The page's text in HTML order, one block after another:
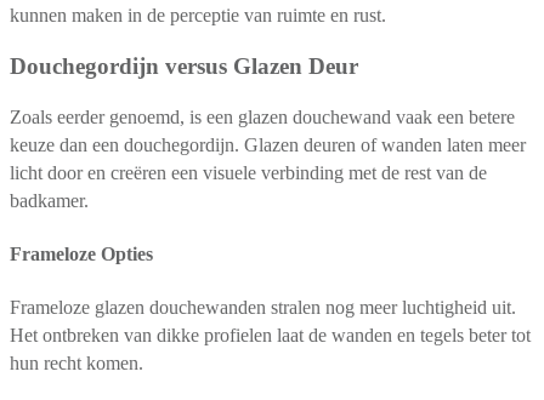
kunnen maken in de perceptie van ruimte en rust.
Douchegordijn versus Glazen Deur
Zoals eerder genoemd, is een glazen douchewand vaak een betere
keuze dan een douchegordijn. Glazen deuren of wanden laten meer
licht door en creëren een visuele verbinding met de rest van de
badkamer.
Frameloze Opties
Frameloze glazen douchewanden stralen nog meer luchtigheid uit.
Het ontbreken van dikke profielen laat de wanden en tegels beter tot
hun recht komen.